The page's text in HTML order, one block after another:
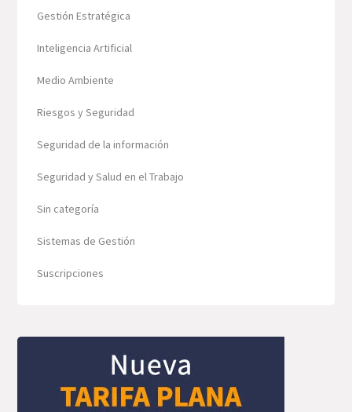
Gestión Estratégica
Inteligencia Artificial
Medio Ambiente
Riesgos y Seguridad
Seguridad de la información
Seguridad y Salud en el Trabajo
Sin categoría
Sistemas de Gestión
Suscripciones